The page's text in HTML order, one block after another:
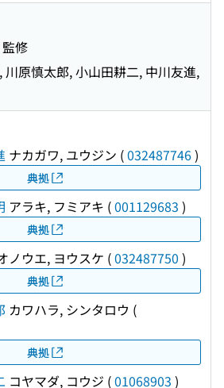
修
川原慎太郎, 小山田耕二, 中川友進,
ナカガワ, ユウジン (032487746)
典拠
アラキ, フミアキ (001129683 )
典拠
ノウエ, ヨウスケ (032487750 )
典拠
カワハラ, シンタロウ (
典拠
コヤマダ, コウジ (01068903 )